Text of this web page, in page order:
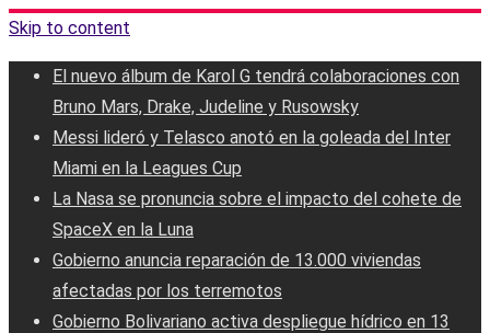
Skip to content
El nuevo álbum de Karol G tendrá colaboraciones con
Bruno Mars, Drake, Judeline y Rusowsky
Messi lideró y Telasco anotó en la goleada del Inter
Miami en la Leagues Cup
La Nasa se pronuncia sobre el impacto del cohete de
SpaceX en la Luna
Gobierno anuncia reparación de 13.000 viviendas
afectadas por los terremotos
Gobierno Bolivariano activa despliegue hídrico en 13